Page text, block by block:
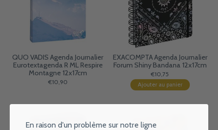
QUO VADIS Agenda Journalier
Eurotextagenda R ML Respire
Montagne 12x17cm
€10,90
EXACOMPTA Agenda Journalier
Forum Shiny Bandana 12x17cm
€10,75
Ajouter au panier
En raison d'un problème sur notre ligne